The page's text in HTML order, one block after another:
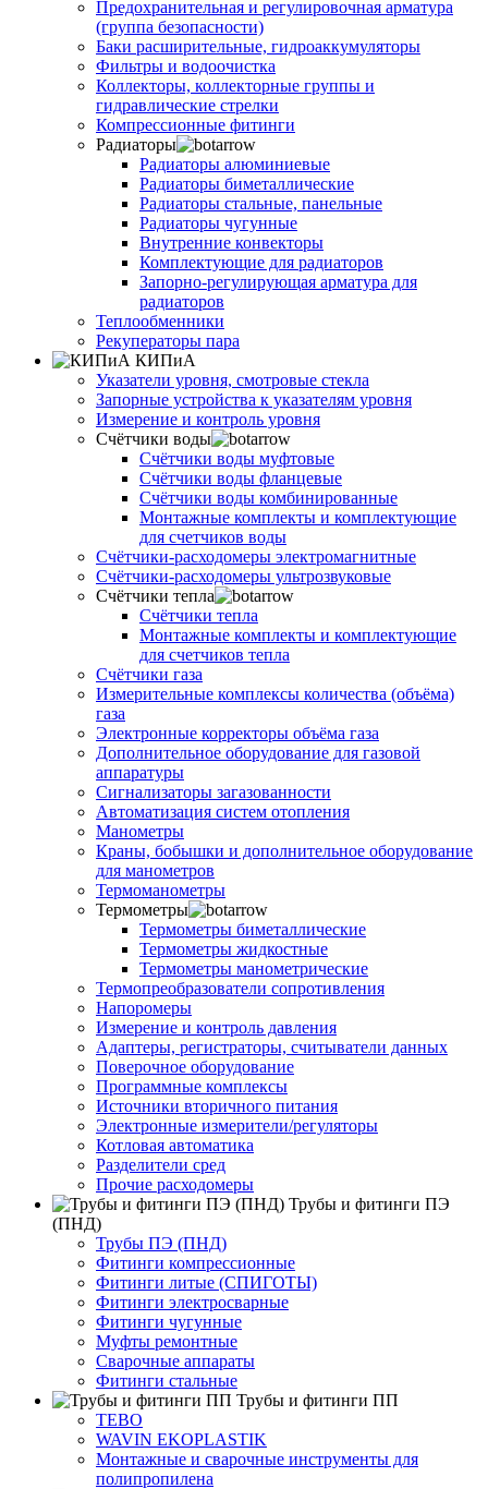
Предохранительная и регулировочная арматура
(группа безопасности)
Баки расширительные, гидроаккумуляторы
Фильтры и водоочистка
Коллекторы, коллекторные группы и
гидравлические стрелки
Компрессионные фитинги
Радиаторы
Радиаторы алюминиевые
Радиаторы биметаллические
Радиаторы стальные, панельные
Радиаторы чугунные
Внутренние конвекторы
Комплектующие для радиаторов
Запорно-регулирующая арматура для
радиаторов
Теплообменники
Рекуператоры пара
КИПиА
Указатели уровня, смотровые стекла
Запорные устройства к указателям уровня
Измерение и контроль уровня
Счётчики воды
Счётчики воды муфтовые
Счётчики воды фланцевые
Счётчики воды комбинированные
Монтажные комплекты и комплектующие
для счетчиков воды
Счётчики-расходомеры электромагнитные
Счётчики-расходомеры ультрозвуковые
Счётчики тепла
Счётчики тепла
Монтажные комплекты и комплектующие
для счетчиков тепла
Счётчики газа
Измерительные комплексы количества (объёма)
газа
Электронные корректоры объёма газа
Дополнительное оборудование для газовой
аппаратуры
Сигнализаторы загазованности
Автоматизация систем отопления
Манометры
Краны, бобышки и дополнительное оборудование
для манометров
Термоманометры
Термометры
Термометры биметаллические
Термометры жидкостные
Термометры манометрические
Термопреобразователи сопротивления
Напоромеры
Измерение и контроль давления
Адаптеры, регистраторы, считыватели данных
Поверочное оборудование
Программные комплексы
Источники вторичного питания
Электронные измерители/регуляторы
Котловая автоматика
Разделители сред
Прочие расходомеры
Трубы и фитинги ПЭ
(ПНД)
Трубы ПЭ (ПНД)
Фитинги компрессионные
Фитинги литые (СПИГОТЫ)
Фитинги электросварные
Фитинги чугунные
Муфты ремонтные
Сварочные аппараты
Фитинги стальные
Трубы и фитинги ПП
TEBO
WAVIN EKOPLASTIK
Монтажные и сварочные инструменты для
полипропилена